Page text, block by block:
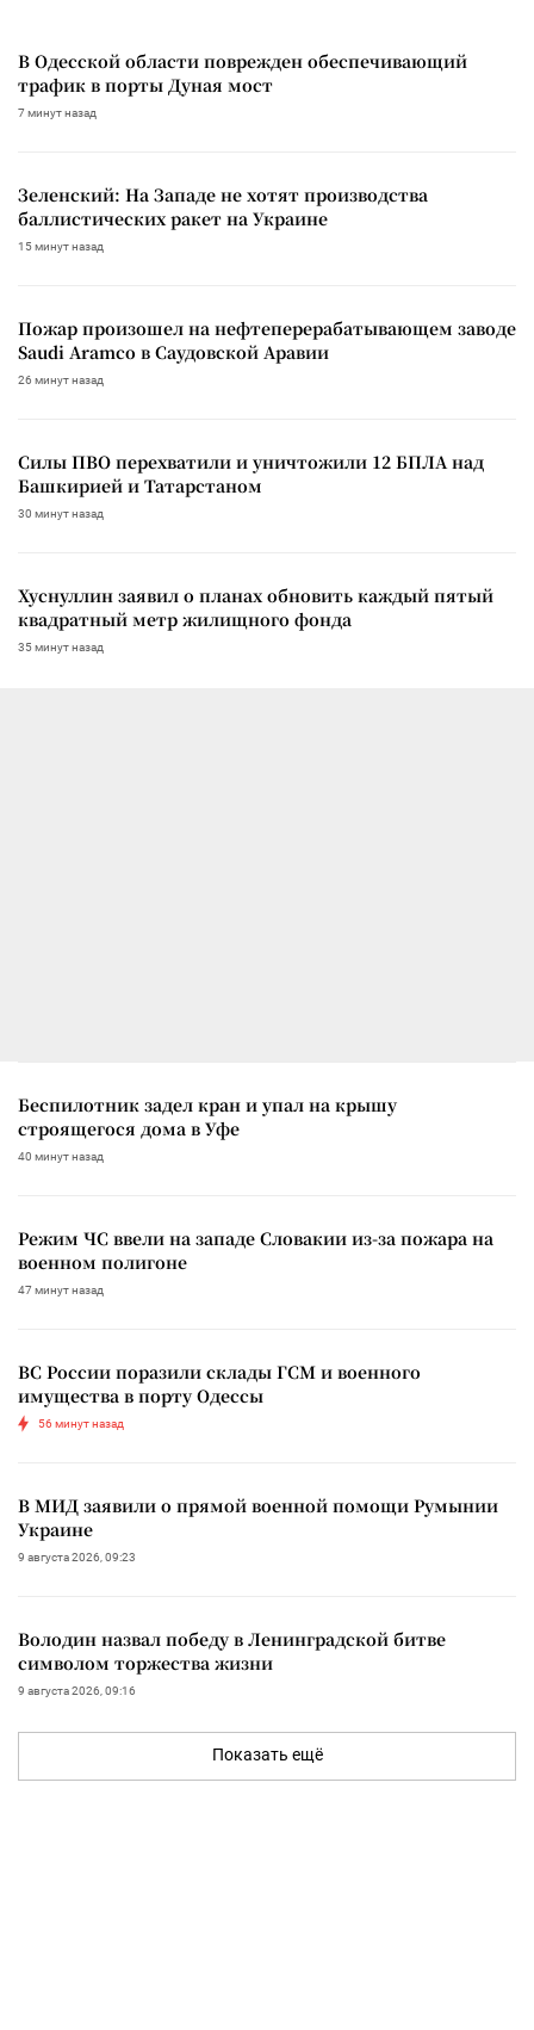
В Одесской области поврежден обеспечивающий
трафик в порты Дуная мост
7 минут назад
Зеленский: На Западе не хотят производства
баллистических ракет на Украине
15 минут назад
Пожар произошел на нефтеперерабатывающем заводе
Saudi Aramco в Саудовской Аравии
26 минут назад
Силы ПВО перехватили и уничтожили 12 БПЛА над
Башкирией и Татарстаном
30 минут назад
Хуснуллин заявил о планах обновить каждый пятый
квадратный метр жилищного фонда
35 минут назад
Беспилотник задел кран и упал на крышу
строящегося дома в Уфе
40 минут назад
Режим ЧС ввели на западе Словакии из-за пожара на
военном полигоне
47 минут назад
ВС России поразили склады ГСМ и военного
имущества в порту Одессы
56 минут назад
В МИД заявили о прямой военной помощи Румынии
Украине
9 августа 2026, 09:23
Володин назвал победу в Ленинградской битве
символом торжества жизни
9 августа 2026, 09:16
Показать ещё